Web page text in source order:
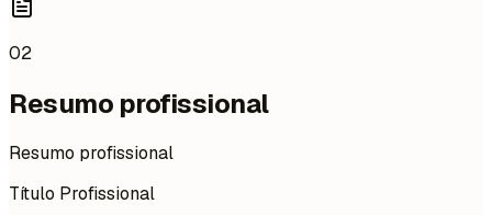
02
Resumo profissional
Resumo profissional
Título Profissional